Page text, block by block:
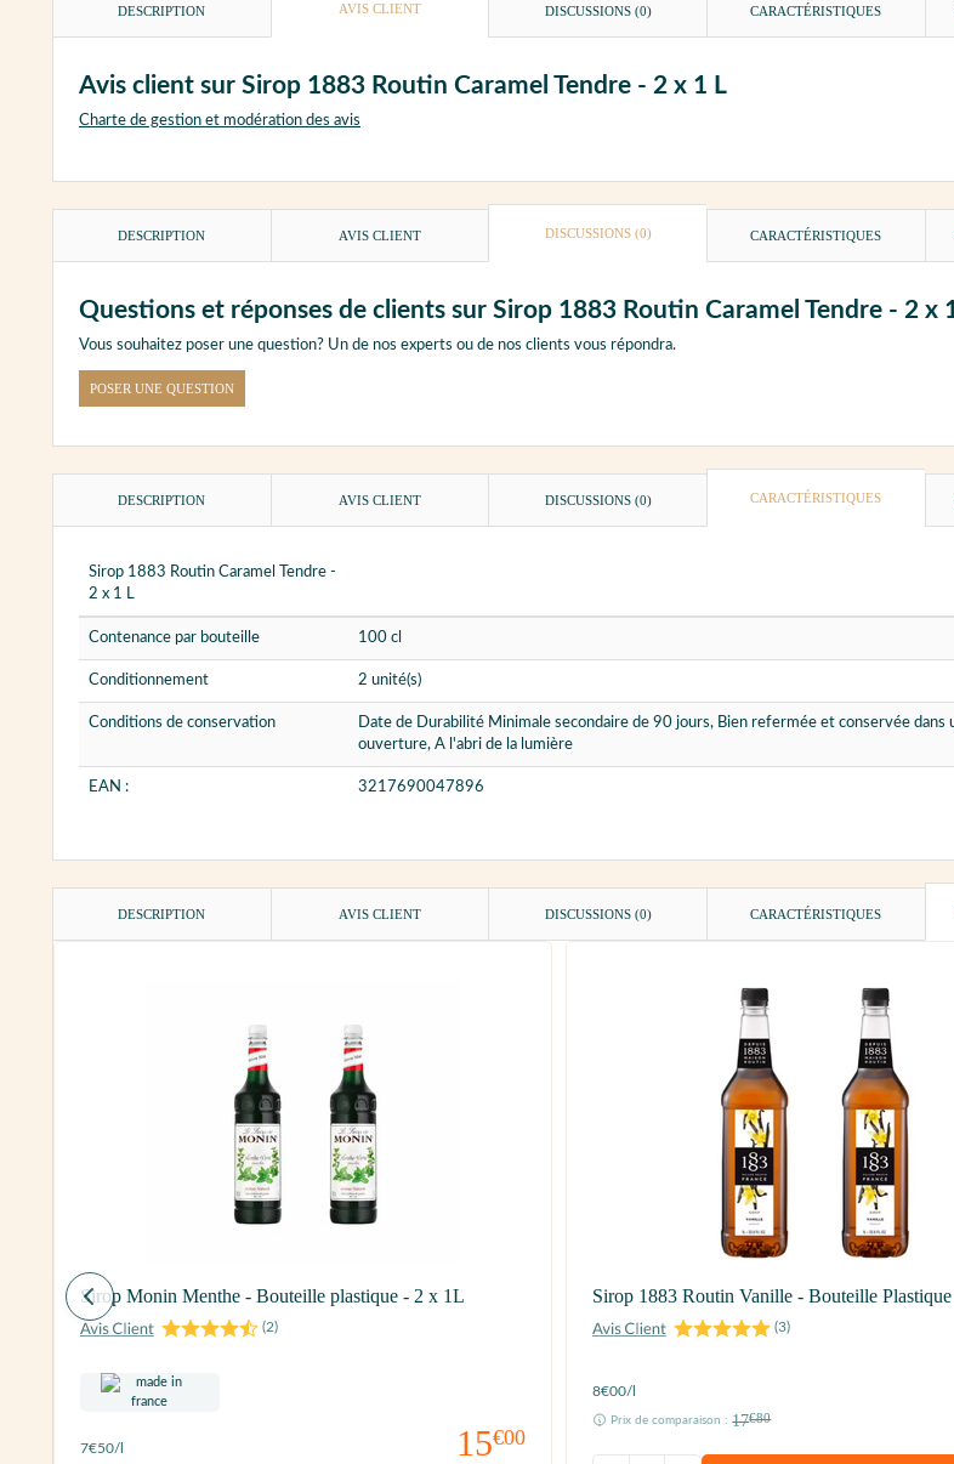
DESCRIPTION AVIS CLIENT DISCUSSIONS (0) CARACTÉRISTIQUES
Avis client sur Sirop 1883 Routin Caramel Tendre - 2 x 1 L
Charte de gestion et modération des avis
DESCRIPTION AVIS CLIENT DISCUSSIONS (0) CARACTÉRISTIQUES
Questions et réponses de clients sur Sirop 1883 Routin Caramel Tendre - 2 x
Vous souhaitez poser une question? Un de nos experts ou de nos clients vous répondra.
POSER UNE QUESTION
DESCRIPTION AVIS CLIENT DISCUSSIONS (0) CARACTÉRISTIQUES
Sirop 1883 Routin Caramel Tendre -
2 x 1 L
Contenance par bouteille 100 cl
Conditionnement 2 unité(s)
Conditions de conservation
Date de Durabilité Minimale secondaire de 90 jours, Bien refermée et conservée
ouverture, A l'abri de la lumière
EAN : 3217690047896
DESCRIPTION AVIS CLIENT DISCUSSIONS (0) CARACTÉRISTIQUES
Sirop Monin Menthe - Bouteille plastique - 2 x 1L
(2)
15€00
7€50/l
Sirop 1883 Routin Vanille - Bouteille
(3)
8€00/l
Prix de comparaison :17€80